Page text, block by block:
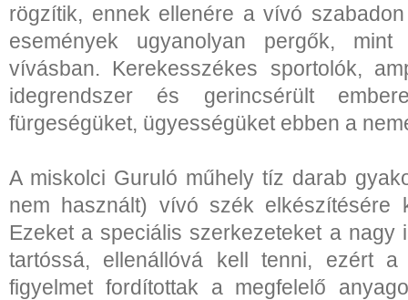
rögzítik, ennek ellenére a vívó
események ugyanolyan pergők, mint
vívásban. Kerekesszékes sportolók,
idegrendszer és gerincsérült
fürgeségüket, ügyességüket ebben a
A miskolci Guruló műhely tíz darab
nem használt) vívó szék elkészítésére
Ezeket a speciális szerkezeteket a nagy
tartóssá, ellenállóvá kell tenni, ezért a
figyelmet fordítottak a megfelelő